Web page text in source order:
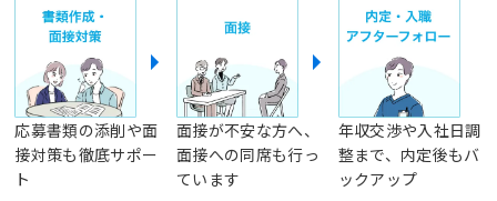
応募書類の添削や面
接対策も徹底サポー
ト
面接が不安な方へ、
面接への同席も行っ
ています
年収交渉や入社日調
整まで、内定後もバ
ックアップ